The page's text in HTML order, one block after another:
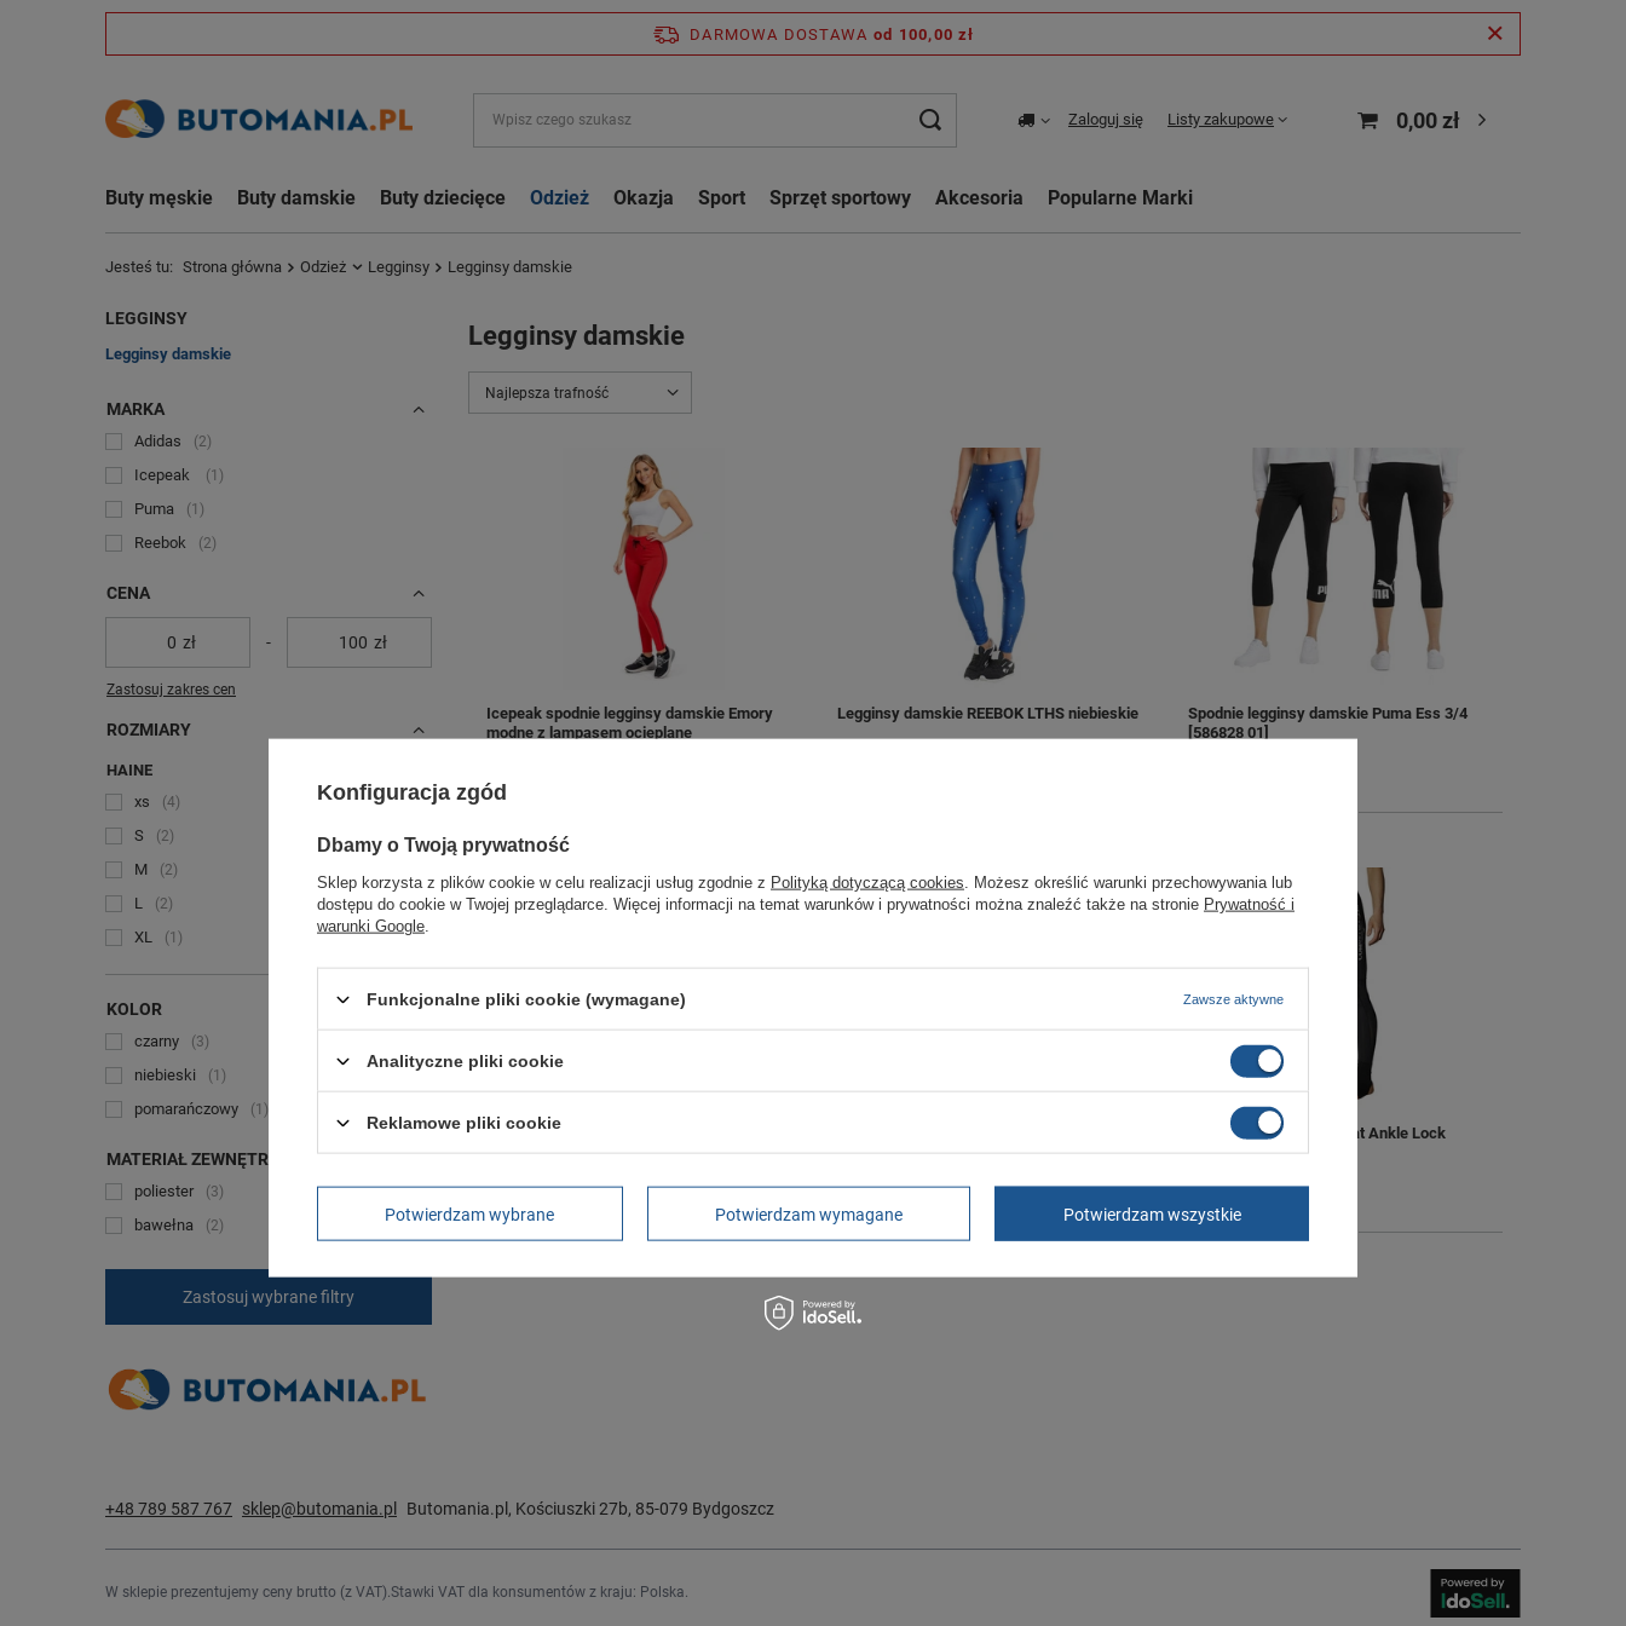
DARMOWA DOSTAWA od 100,00 zł
Zaloguj się Listy zakupowe 0,00 zł
Buty męskie Buty damskie Buty dziecięce Odzież Okazja Sport Sprzęt sportowy Akcesoria Popularne Marki
Jesteś tu: Strona główna Odzież Legginsy Legginsy damskie
LEGGINSY
Legginsy damskie
MARKA
Adidas 2
Icepeak 1
Puma 1
Reebok 2
CENA
zł - zł
Zastosuj zakres cen
ROZMIARY
HAINE
xs
4
S 2
M 2
L 2
XL 1
KOLOR
czarny 3
niebieski 1
pomarańczowy 1
MATERIAŁ ZEWNĘTRZNY
poliester 3
bawełna 2
Zastosuj wybrane filtry
Legginsy damskie
Najlepsza trafność
Icepeak spodnie legginsy damskie Emory
modne z lampasem ocieplane
Legginsy damskie REEBOK LTHS niebieskie
Spodnie legginsy damskie Puma Ess 3/4
[586828 01]
Spodnie Adidas legginsy damskie Tight 7/8
99,00 zł / szt. 49,00 zł-69,00 zł szt.
Legginsy Reebok Combat Ankle Lock
59,00 zł / szt.
+48 789 587 767 sklep@butomania.pl Butomania.pl, Kościuszki 27b, 85-079 Bydgoszcz
W sklepie prezentujemy ceny brutto (z VAT).Stawki VAT dla konsumentów z kraju: Polska.
Konfiguracja zgód
Dbamy o Twoją prywatność
Sklep korzysta z plików cookie w celu realizacji usług zgodnie z Polityką dotyczącą cookies . Możesz określić warunki przechowywania lub
dostępu do cookie w Twojej przeglądarce. Więcej informacji na temat warunków i prywatności można znaleźć także na stronie Prywatność i
warunki Google
Funkcjonalne pliki cookie (wymagane) Zawsze aktywne
Analityczne pliki cookie
Reklamowe pliki cookie
Potwierdzam wybrane Potwierdzam wymagane Potwierdzam wszystkie